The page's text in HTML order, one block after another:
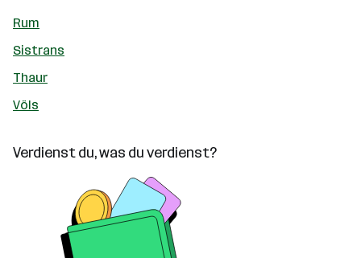
Rum
Sistrans
Thaur
Völs
Verdienst du, was du verdienst?